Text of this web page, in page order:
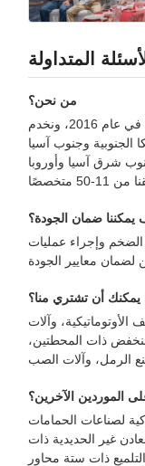
المتداولة
من نحن؟
يقع مقرنا في فوجيان، الصين، وقد تأسسنا في عام 2016، ونخدم
الجنوبية وجنوب آسيا
شرق آسيا وأوروبا
يمكننا ضمان الجودة؟
الضخم وإجراء عمليات
يمكنك أن تشتري منا؟
وآلات
ذات المحطتين،
على الموردين الآخرين؟
لصناعات الحمامات
غير الحديدية ذات